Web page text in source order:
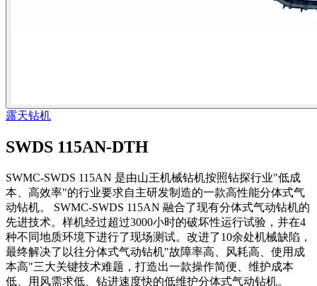
露天钻机
SWDS 115AN-DTH
SWMC-SWDS 115AN 是由山王机械钻机按照钻探行业"低成
本、高效率"的行业要求自主研发制造的一款高性能分体式气
动钻机。 SWMC-SWDS 115AN 融合了现有分体式气动钻机的
先进技术。样机经过超过3000小时的破坏性运行试验，并在4
种不同地质环境下进行了现场测试。改进了10余处机械缺陷，
最终解决了以往分体式气动钻机"故障率高、风耗高、使用成
本高"三大关键技术难题，打造出一款操作简便、维护成本
低、用风需求低、钻进速度快的低维护分体式气动钻机。